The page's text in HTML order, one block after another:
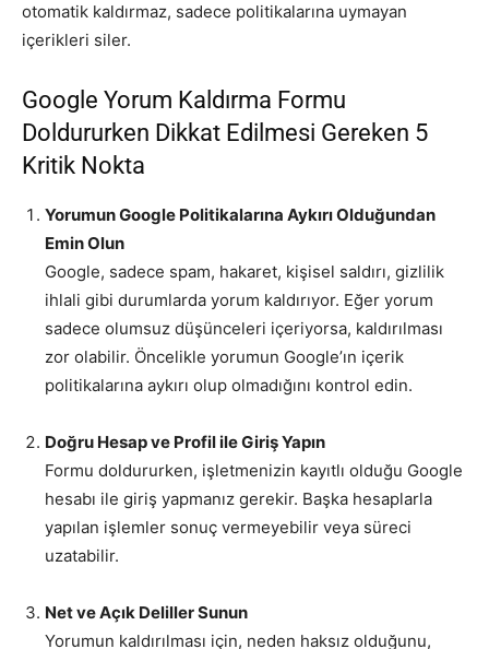
otomatik kaldırmaz, sadece politikalarına uymayan
içerikleri siler.
Google Yorum Kaldırma Formu
Doldururken Dikkat Edilmesi Gereken 5
Kritik Nokta
Yorumun Google Politikalarına Aykırı Olduğundan
Emin Olun
Google, sadece spam, hakaret, kişisel saldırı, gizlilik
ihlali gibi durumlarda yorum kaldırıyor. Eğer yorum
sadece olumsuz düşünceleri içeriyorsa, kaldırılması
zor olabilir. Öncelikle yorumun Google’ın içerik
politikalarına aykırı olup olmadığını kontrol edin.
Doğru Hesap ve Profil ile Giriş Yapın
Formu doldururken, işletmenizin kayıtlı olduğu Google
hesabı ile giriş yapmanız gerekir. Başka hesaplarla
yapılan işlemler sonuç vermeyebilir veya süreci
uzatabilir.
Net ve Açık Deliller Sunun
Yorumun kaldırılması için, neden haksız olduğunu,